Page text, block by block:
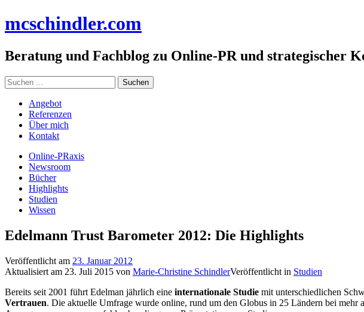
Inhalt
mcschindler.com
Beratung und Fachblog zu Online-PR und strategischer
Suchen
nach:
Angebot
Referenzen
Über mich
Kontakt
Online-PRaxis
Newsroom
Bücher
Highlights
Studien
Wissen
Edelmann Trust Barometer 2012: Die Highlights
Veröffentlicht am 23. Januar 2012
Aktualisiert am 23. Juli 2015 von Marie-Christine SchindlerVeröffentlicht in Studien
Bereits seit 2001 führt Edelman jährlich eine internationale Studie mit unterschiedlichen
Vertrauen. Die aktuelle Umfrage wurde online, rund um den Globus in 25 Ländern bei mehr